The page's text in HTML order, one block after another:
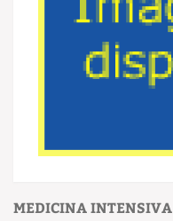
MEDICINA INTENSIVA